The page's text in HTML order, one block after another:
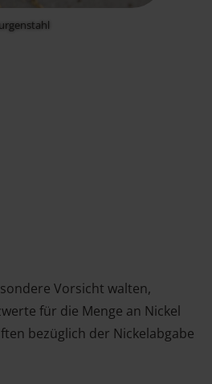
Vorsicht walten,
für die Menge an Nickel
bezüglich der Nickelabgabe